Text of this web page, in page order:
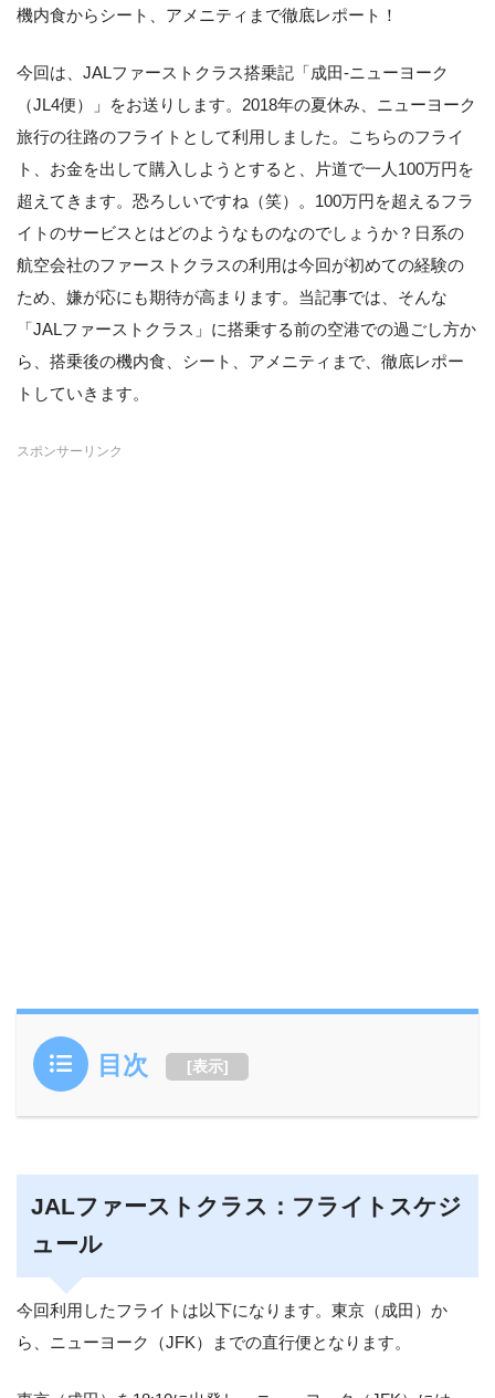
機内食からシート、アメニティまで徹底レポート！
今回は、JALファーストクラス搭乗記「成田-ニューヨーク
（JL4便）」をお送りします。2018年の夏休み、ニューヨーク
旅行の往路のフライトとして利用しました。こちらのフライ
ト、お金を出して購入しようとすると、片道で一人100万円を
超えてきます。恐ろしいですね（笑）。100万円を超えるフラ
イトのサービスとはどのようなものなのでしょうか？日系の
航空会社のファーストクラスの利用は今回が初めての経験の
ため、嫌が応にも期待が高まります。当記事では、そんな
「JALファーストクラス」に搭乗する前の空港での過ごし方か
ら、搭乗後の機内食、シート、アメニティまで、徹底レポー
トしていきます。
スポンサーリンク
目次 [表示]
JALファーストクラス：フライトスケジ
ュール
今回利用したフライトは以下になります。東京（成田）か
ら、ニューヨーク（JFK）までの直行便となります。